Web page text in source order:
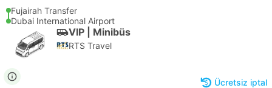
Fujairah Transfer
Dubai International Airport
VIP | Minibüs
RTS Travel
Ücretsiz iptal